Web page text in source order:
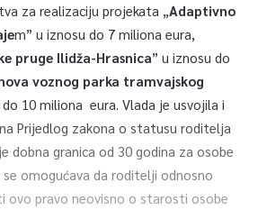
za realizaciju projekata „ Adaptivno
m” u iznosu do 7 miliona eura,
pruge Ilidža-Hrasnica” u iznosu do
voznog parka tramvajskog
10 miliona eura. Vlada je usvojila i
Prijedlog zakona o statusu roditelja
dobna granica od 30 godina za osobe
omogućava da roditelji odnosno
ovo pravo neovisno o starosti osobe